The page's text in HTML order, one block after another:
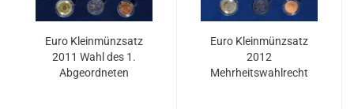
Euro Kleinmünzsatz
2011 Wahl des 1.
Abgeordneten
Euro Kleinmünzsatz
2012
Mehrheitswahlrecht